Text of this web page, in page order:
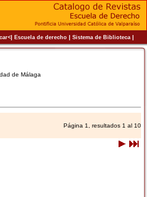
|Escuela de derecho|Sistema de Biblioteca|
de Málaga
Página 1, resultados 1 al 10